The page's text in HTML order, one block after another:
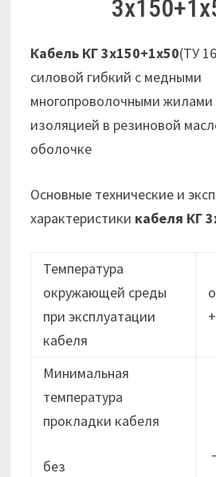
Кабель КГ 3х150+1х50(ТУ
силовой гибкий с медными
многопроволочными жилами
изоляцией в резиновой
оболочке
Основные технические и
характеристики кабеля КГ
Температура
окружающей среды
при эксплуатации
кабеля
Минимальная
температура
прокладки кабеля
без